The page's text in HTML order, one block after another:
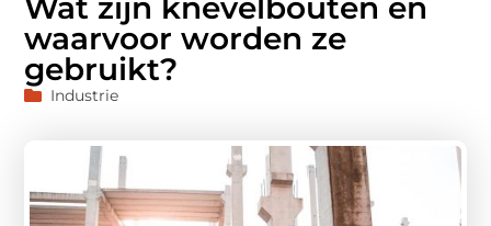
Wat zijn knevelbouten en
waarvoor worden ze
gebruikt?
Industrie